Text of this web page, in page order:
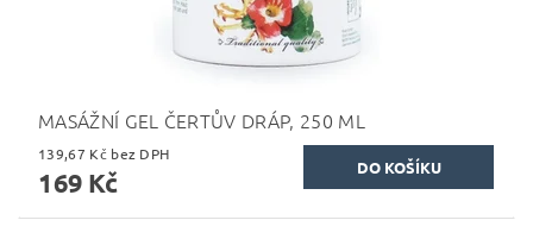
MASÁŽNÍ GEL ČERTŮV DRÁP, 250 ML
139,67 Kč bez DPH
169 Kč